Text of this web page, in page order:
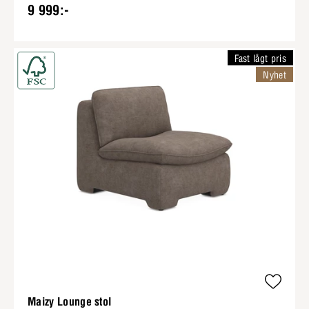
9 999:-
Maizy Lounge stol
Fast lågt pris
Nyhet